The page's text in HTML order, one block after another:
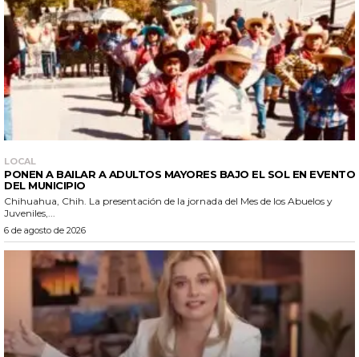
LOCAL
PONEN A BAILAR A ADULTOS MAYORES BAJO EL SOL EN EVENTO
DEL MUNICIPIO
Chihuahua, Chih. La presentación de la jornada del Mes de los Abuelos y
Juveniles,...
6 de agosto de 2026